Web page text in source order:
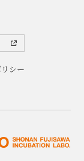
シー